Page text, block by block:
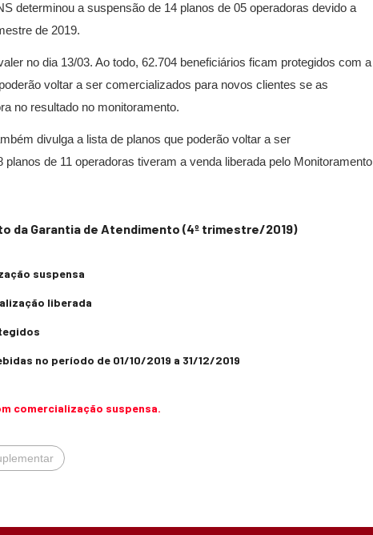
determinou a suspensão de 14 planos de 05 operadoras devido a
de 2019.
no dia 13/03. Ao todo, 62.704 beneficiários ficam protegidos com a
voltar a ser comercializados para novos clientes se as
no resultado no monitoramento.
divulga a lista de planos que poderão voltar a ser
de 11 operadoras tiveram a venda liberada pelo Monitoramento
da Garantia de Atendimento (4º trimestre/2019)
suspensa
liberada
no período de 01/10/2019 a 31/12/2019
comercialização suspensa.